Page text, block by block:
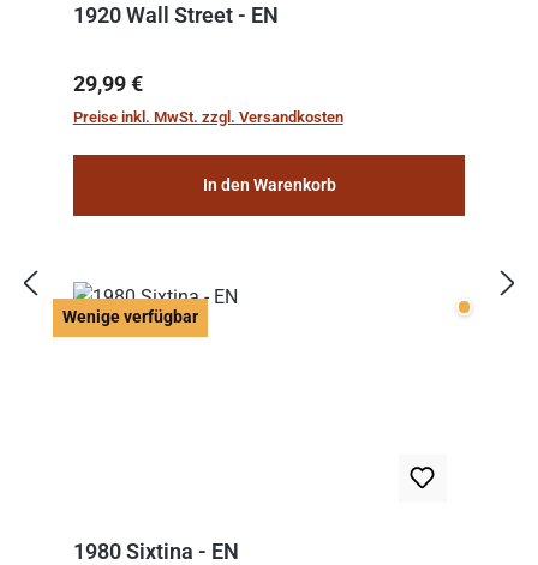
1920 Wall Street - EN
Regulärer Preis:
29,99 €
Preise inkl. MwSt. zzgl. Versandkosten
In den Warenkorb
Wenige verfügbar Wenige
1980 Sixtina - EN